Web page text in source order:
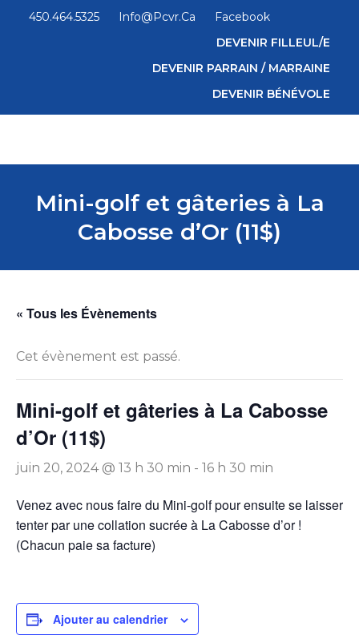
450.464.5325 Info@pcvr.ca
Facebook
DEVENIR FILLEUL/E
DEVENIR PARRAIN / MARRAINE
DEVENIR BÉNÉVOLE
Mini-golf et gâteries à La
Cabosse d’Or (11$)
« Tous les Évènements
Cet évènement est passé.
Mini-golf et gâteries à La Cabosse
d’Or (11$)
juin 20, 2024 @ 13 h 30 min - 16 h 30 min
Venez avec nous faire du Mini-golf pour ensuite se laisser
tenter par une collation sucrée à La Cabosse d’or !
(Chacun paie sa facture)
Ajouter au calendrier